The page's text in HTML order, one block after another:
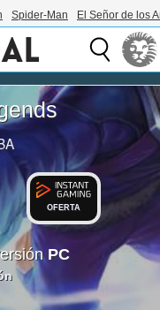
Spider-Man El Señor de los
OFERTA
PC